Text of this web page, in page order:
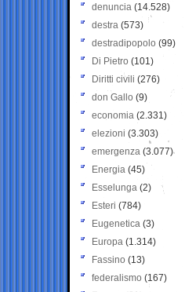
denuncia (14.528)
destra (573)
destradipopolo (99)
Di Pietro (101)
Diritti civili (276)
don Gallo (9)
economia (2.331)
elezioni (3.303)
emergenza (3.077)
Energia (45)
Esselunga (2)
Esteri (784)
Eugenetica (3)
Europa (1.314)
Fassino (13)
federalismo (167)